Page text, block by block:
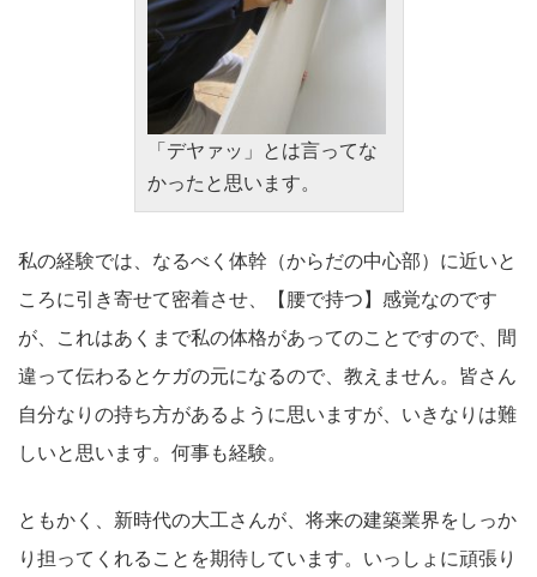
「デヤァッ」とは言ってな
かったと思います。
私の経験では、なるべく体幹（からだの中心部）に近いと
ころに引き寄せて密着させ、【腰で持つ】感覚なのです
が、これはあくまで私の体格があってのことですので、間
違って伝わるとケガの元になるので、教えません。皆さん
自分なりの持ち方があるように思いますが、いきなりは難
しいと思います。何事も経験。
ともかく、新時代の大工さんが、将来の建築業界をしっか
り担ってくれることを期待しています。いっしょに頑張り